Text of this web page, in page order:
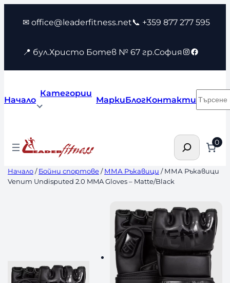
съдържанието
✉ office@leaderfitness.net📞 +359 877 277 595
📍 бул.Христо Ботев № 67 гр.София Instagram
Facebook
Начало
Категории
МаркиБлогКонтакти
Търсене 0
Начало/Бойни спортове/ММА Ръкавици / ММА Ръкавици
Venum Undisputed 2.0 MMA Gloves – Matte/Black